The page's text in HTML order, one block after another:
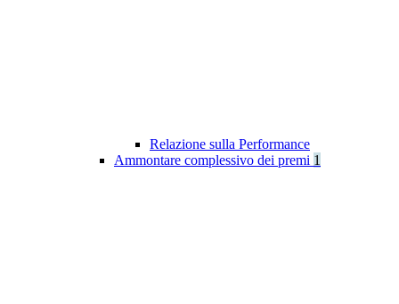
Relazione sulla Performance
Ammontare complessivo dei premi 1